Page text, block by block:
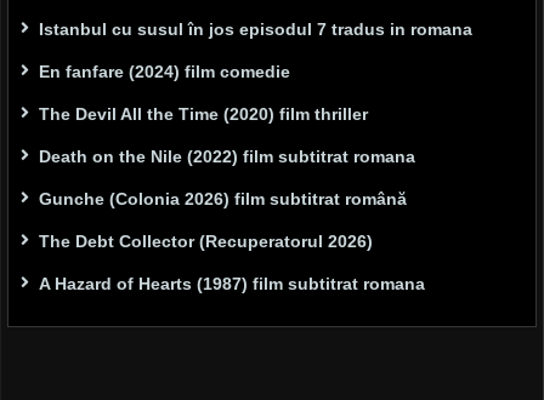
Istanbul cu susul în jos episodul 7 tradus in romana
En fanfare (2024) film comedie
The Devil All the Time (2020) film thriller
Death on the Nile (2022) film subtitrat romana
Gunche (Colonia 2026) film subtitrat română
The Debt Collector (Recuperatorul 2026)
A Hazard of Hearts (1987) film subtitrat romana